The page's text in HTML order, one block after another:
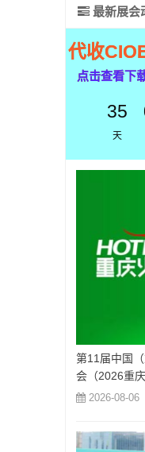
最新展会
代收
点击查看下
35
天
第11届中国
会（2026重
2026-08-06